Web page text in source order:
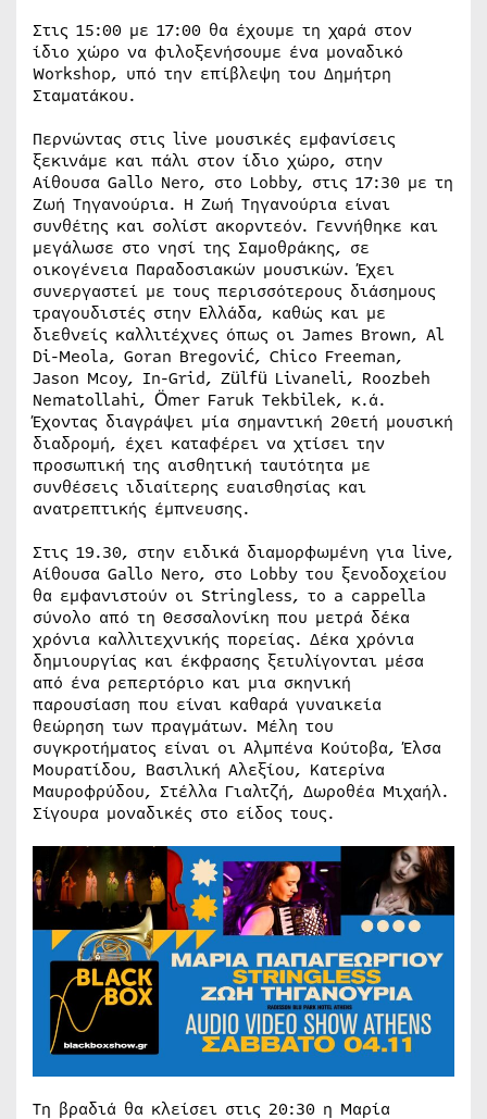
Στις 15:00 με 17:00 θα έχουμε τη χαρά στον
ίδιο χώρο να φιλοξενήσουμε ένα μοναδικό
Workshop, υπό την επίβλεψη του Δημήτρη
Σταματάκου.
Περνώντας στις live μουσικές εμφανίσεις
ξεκινάμε και πάλι στον ίδιο χώρο, στην
Αίθουσα Gallo Nero, στο Lobby, στις 17:30 με τη
Ζωή Τηγανούρια. Η Ζωή Τηγανούρια είναι
συνθέτης και σολίστ ακορντεόν. Γεννήθηκε και
μεγάλωσε στο νησί της Σαμοθράκης, σε
οικογένεια Παραδοσιακών μουσικών. Έχει
συνεργαστεί με τους περισσότερους διάσημους
τραγουδιστές στην Ελλάδα, καθώς και με
διεθνείς καλλιτέχνες όπως οι James Brown, Al
Di-Meola, Goran Bregović, Chico Freeman,
Jason Mcoy, In-Grid, Zülfü Livaneli, Roozbeh
Nematollahi, Ömer Faruk Tekbilek, κ.ά.
Έχοντας διαγράψει μία σημαντική 20ετή μουσική
διαδρομή, έχει καταφέρει να χτίσει την
προσωπική της αισθητική ταυτότητα με
συνθέσεις ιδιαίτερης ευαισθησίας και
ανατρεπτικής έμπνευσης.
Στις 19.30, στην ειδικά διαμορφωμένη για live,
Αίθουσα Gallo Nero, στο Lobby του ξενοδοχείου
θα εμφανιστούν οι Stringless, το a cappella
σύνολο από τη Θεσσαλονίκη που μετρά δέκα
χρόνια καλλιτεχνικής πορείας. Δέκα χρόνια
δημιουργίας και έκφρασης ξετυλίγονται μέσα
από ένα ρεπερτόριο και μια σκηνική
παρουσίαση που είναι καθαρά γυναικεία
θεώρηση των πραγμάτων. Μέλη του
συγκροτήματος είναι οι Αλμπένα Κούτοβα, Έλσα
Μουρατίδου, Βασιλική Αλεξίου, Κατερίνα
Μαυροφρύδου, Στέλλα Γιαλτζή, Δωροθέα Μιχαήλ.
Σίγουρα μοναδικές στο είδος τους.
Τη βραδιά θα κλείσει στις 20:30 η Μαρία